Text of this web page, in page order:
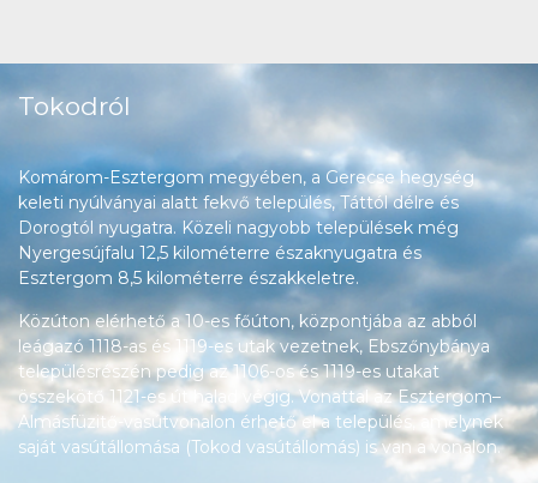
Tokodról
Komárom-Esztergom megyében, a Gerecse hegység
keleti nyúlványai alatt fekvő település, Táttól délre és
Dorogtól nyugatra. Közeli nagyobb települések még
Nyergesújfalu 12,5 kilométerre északnyugatra és
Esztergom 8,5 kilométerre északkeletre.
Közúton elérhető a 10-es főúton, központjába az abból
leágazó 1118-as és 1119-es utak vezetnek, Ebszőnybánya
településrészén pedig az 1106-os és 1119-es utakat
összekötő 1121-es út halad végig. Vonattal az Esztergom–
Almásfüzitő-vasútvonalon érhető el a település, amelynek
saját vasútállomása (Tokod vasútállomás) is van a vonalon.